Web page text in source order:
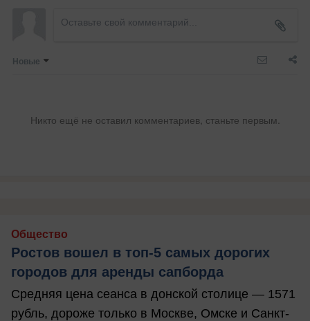
Новые
Никто ещё не оставил комментариев, станьте первым.
Общество
Ростов вошел в топ-5 самых дорогих
городов для аренды сапборда
Средняя цена сеанса в донской столице — 1571
рубль, дороже только в Москве, Омске и Санкт-